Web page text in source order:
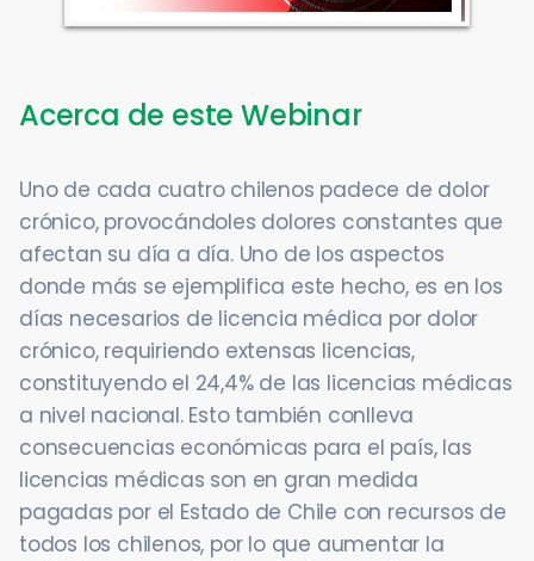
Acerca de este Webinar
Uno de cada cuatro chilenos padece de dolor
crónico, provocándoles dolores constantes que
afectan su día a día. Uno de los aspectos
donde más se ejemplifica este hecho, es en los
días necesarios de licencia médica por dolor
crónico, requiriendo extensas licencias,
constituyendo el 24,4% de las licencias médicas
a nivel nacional. Esto también conlleva
consecuencias económicas para el país, las
licencias médicas son en gran medida
pagadas por el Estado de Chile con recursos de
todos los chilenos, por lo que aumentar la